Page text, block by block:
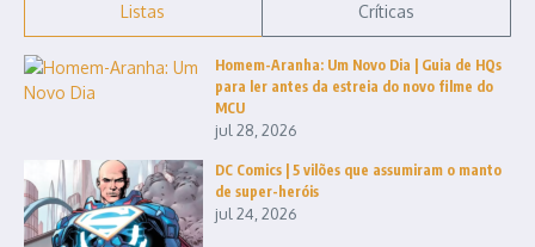
Listas Críticas
Homem-Aranha: Um Novo Dia | Guia de HQs
para ler antes da estreia do novo filme do
MCU
jul 28, 2026
DC Comics | 5 vilões que assumiram o manto
de super-heróis
jul 24, 2026